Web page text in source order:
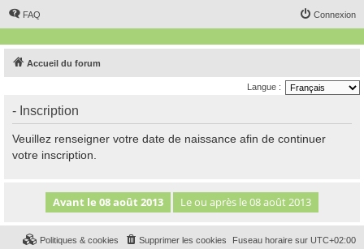
FAQ Connexion
Accueil du forum
Langue :
- Inscription
Veuillez renseigner votre date de naissance afin de continuer
votre inscription.
Fuseau horaire sur UTC+02:00
Supprimer les cookies
Politiques & cookies